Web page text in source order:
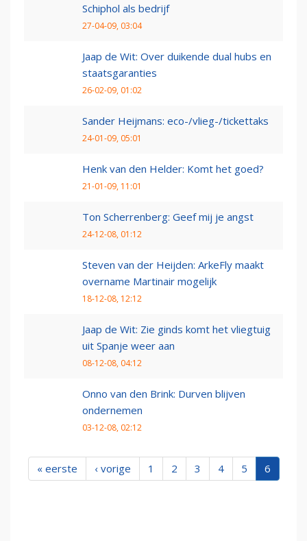
Schiphol als bedrijf
27-04-09, 03:04
Jaap de Wit: Over duikende dual hubs en
staatsgaranties
26-02-09, 01:02
Sander Heijmans: eco-/vlieg-/tickettaks
24-01-09, 05:01
Henk van den Helder: Komt het goed?
21-01-09, 11:01
Ton Scherrenberg: Geef mij je angst
24-12-08, 01:12
Steven van der Heijden: ArkeFly maakt
overname Martinair mogelijk
18-12-08, 12:12
Jaap de Wit: Zie ginds komt het vliegtuig
uit Spanje weer aan
08-12-08, 04:12
Onno van den Brink: Durven blijven
ondernemen
03-12-08, 02:12
« eerste ‹ vorige 1 2 3 4 5 6